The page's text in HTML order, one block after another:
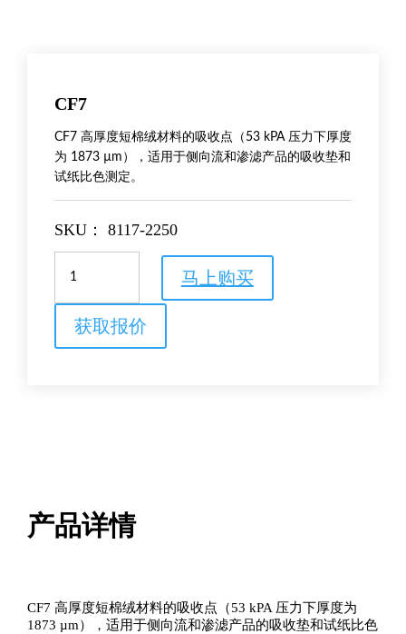
CF7
CF7 高厚度短棉绒材料的吸收点（53 kPA 压力下厚度
为 1873 µm），适用于侧向流和渗滤产品的吸收垫和
试纸比色测定。
SKU： 8117-2250
马上购买
获取报价
产品详情
CF7 高厚度短棉绒材料的吸收点（53 kPA 压力下厚度为
1873 µm），适用于侧向流和渗滤产品的吸收垫和试纸比色